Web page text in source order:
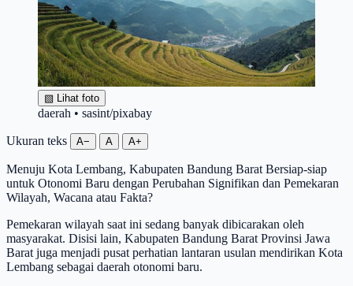
▧ Lihat foto
daerah • sasint/pixabay
Ukuran teks A− A A+
Menuju Kota Lembang, Kabupaten Bandung Barat Bersiap-siap
untuk Otonomi Baru dengan Perubahan Signifikan dan Pemekaran
Wilayah, Wacana atau Fakta?
Pemekaran wilayah saat ini sedang banyak dibicarakan oleh
masyarakat. Disisi lain, Kabupaten Bandung Barat Provinsi Jawa
Barat juga menjadi pusat perhatian lantaran usulan mendirikan Kota
Lembang sebagai daerah otonomi baru.